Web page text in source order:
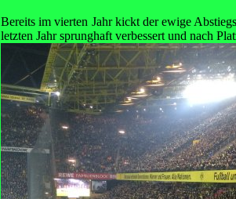
Bereits im vierten Jahr kickt der ewige
letzten Jahr sprunghaft verbessert und nach